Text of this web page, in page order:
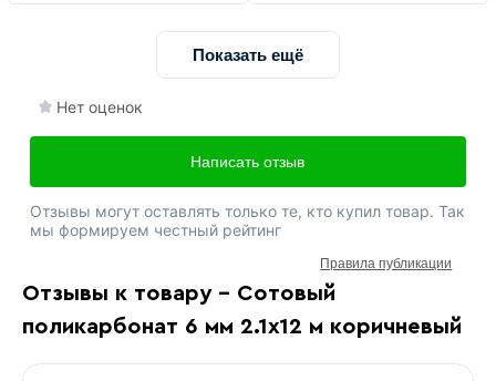
Показать ещё
Отзывы к товару - Сотовый
поликарбонат 6 мм 2.1х12 м коричневый
Нет оценок
Написать отзыв
Отзывы могут оставлять только те, кто купил товар. Так
мы формируем честный рейтинг
Правила публикации